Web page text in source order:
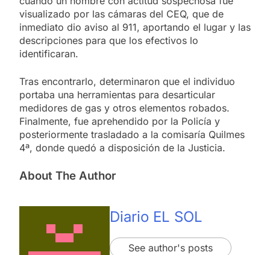
visualizado por las cámaras del CEQ, que de
inmediato dio aviso al 911, aportando el lugar y las
descripciones para que los efectivos lo
identificaran.
Tras encontrarlo, determinaron que el individuo
portaba una herramientas para desarticular
medidores de gas y otros elementos robados.
Finalmente, fue aprehendido por la Policía y
posteriormente trasladado a la comisaría Quilmes
4ª, donde quedó a disposición de la Justicia.
About The Author
Diario EL SOL
See author's posts